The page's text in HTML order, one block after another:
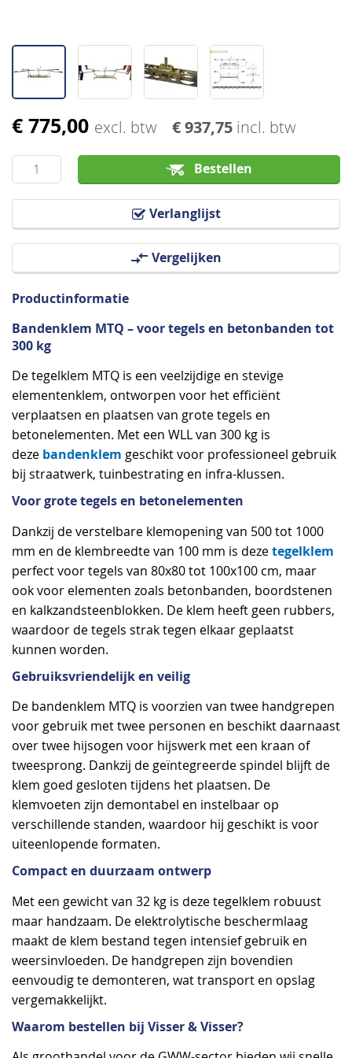
€ 775,00 excl. btw € 937,75 incl. btw
Bestellen
Verlanglijst
Vergelijken
Ga
het
begin
van
Productinformatie
Bandenklem MTQ – voor tegels en betonbanden tot
300 kg
De tegelklem MTQ is een veelzijdige en stevige
elementenklem, ontworpen voor het efficiënt
verplaatsen en plaatsen van grote tegels en
betonelementen. Met een WLL van 300 kg is
deze bandenklem geschikt voor professioneel gebruik
bij straatwerk, tuinbestrating en infra-klussen.
Voor grote tegels en betonelementen
Dankzij de verstelbare klemopening van 500 tot 1000
mm en de klembreedte van 100 mm is dezetegelklem
perfect voor tegels van 80x80 tot 100x100 cm, maar
ook voor elementen zoals betonbanden, boordstenen
en kalkzandsteenblokken. De klem heeft geen rubbers,
waardoor de tegels strak tegen elkaar geplaatst
kunnen worden.
Gebruiksvriendelijk en veilig
De bandenklem MTQ is voorzien van twee handgrepen
voor gebruik met twee personen en beschikt daarnaast
over twee hijsogen voor hijswerk met een kraan of
tweesprong. Dankzij de geïntegreerde spindel blijft de
klem goed gesloten tijdens het plaatsen. De
klemvoeten zijn demontabel en instelbaar op
verschillende standen, waardoor hij geschikt is voor
uiteenlopende formaten.
Compact en duurzaam ontwerp
Met een gewicht van 32 kg is deze tegelklem robuust
maar handzaam. De elektrolytische beschermlaag
maakt de klem bestand tegen intensief gebruik en
weersinvloeden. De handgrepen zijn bovendien
eenvoudig te demonteren, wat transport en opslag
vergemakkelijkt.
Waarom bestellen bij Visser & Visser?